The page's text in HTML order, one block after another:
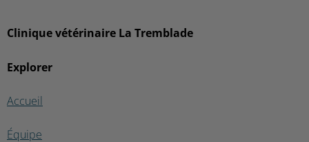
Explorer
Accueil
Équipe
Clinique vétérinaire La Tremblade